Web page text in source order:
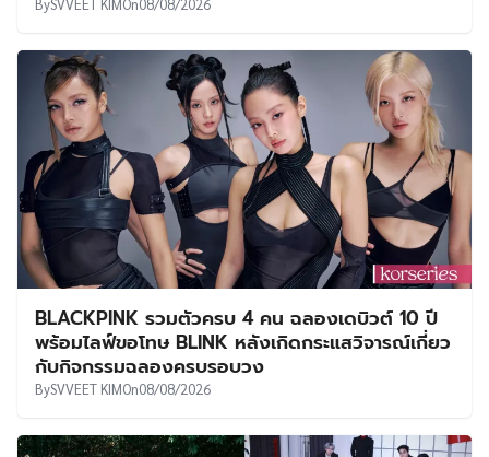
BySVVEET KIMOn08/08/2026
BLACKPINK รวมตัวครบ 4 คน ฉลองเดบิวต์ 10 ปี
พร้อมไลฟ์ขอโทษ BLINK หลังเกิดกระแสวิจารณ์เกี่ยว
กับกิจกรรมฉลองครบรอบวง
BySVVEET KIMOn08/08/2026